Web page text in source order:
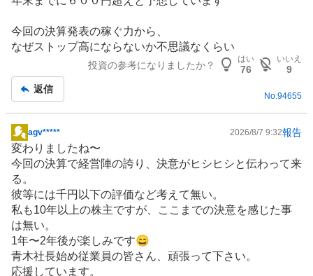
示
記
事
今回の決算発表の稼ぐ力から、
なぜストップ高にならないか不思議なくらい
投資の参考になりましたか？
はい
76
いいえ
9
返信
No.94655
掲
示
板
記
事
agv***** 2026/8/7 9:32報告
変わりましたね〜
今回の決算で経営陣の誇り、決意がヒシヒシと伝わって来
る。
彼等には千円以下の評価など考えて無い。
私も10年以上の株主ですが、ここまでの決意を感じた事
は無い。
1年〜2年後が楽しみです😄
青木社長始め従業員の皆さん、頑張って下さい。
応援しています。